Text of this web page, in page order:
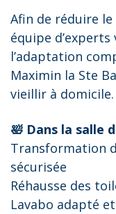
Afin de réduire
équipe
l’adaptation
Maximin la Ste
vieillir à domicile.
🛀 Dans la salle
Transformation
sécurisée
Réhausse des
Lavabo adapté